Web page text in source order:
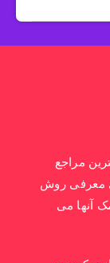
مراجع
معرفی روش
آنها می